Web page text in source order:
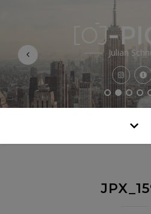
Julian